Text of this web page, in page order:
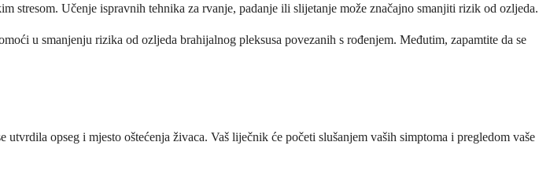
Učenje ispravnih tehnika za rvanje, padanje ili slijetanje može značajno smanjiti rizik od ozljeda.
u smanjenju rizika od ozljeda brahijalnog pleksusa povezanih s rođenjem. Međutim, zapamtite da se
opseg i mjesto oštećenja živaca. Vaš liječnik će početi slušanjem vaših simptoma i pregledom vaše